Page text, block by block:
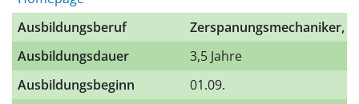
Ausbildungsberuf
Zerspanungsmechaniker,
Ausbildungsdauer
3,5 Jahre
Ausbildungsbeginn
01.09.